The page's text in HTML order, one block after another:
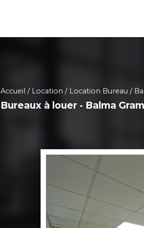
Bureaux à louer - Balma
Accueil Location Location Bureau